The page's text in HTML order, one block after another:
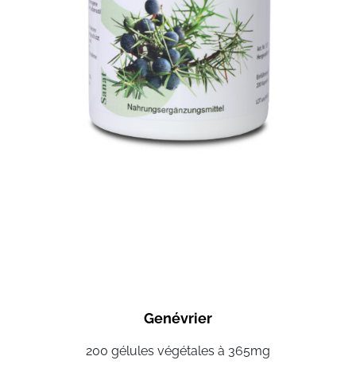
Genévrier
200 gélules végétales à 365mg